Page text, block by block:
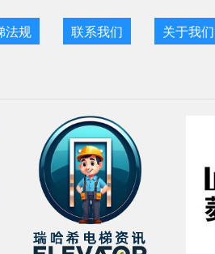
法规 联系我们 关于我们